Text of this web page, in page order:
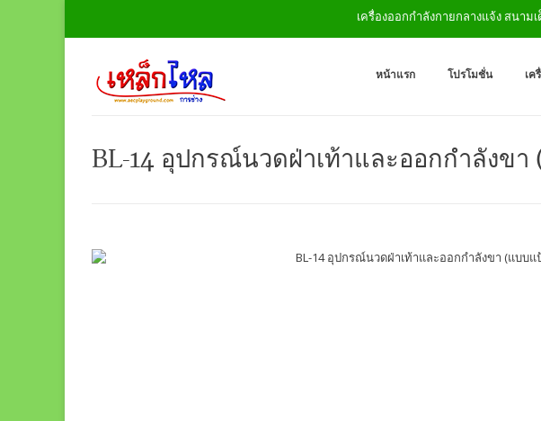
เครื่องออกกำลังกายกลางแจ้ง สนามเ
หน้าแรก โปรโมชั่น เค
BL-14 อุปกรณ์นวดฝ่าเท้าและออกกำลังข